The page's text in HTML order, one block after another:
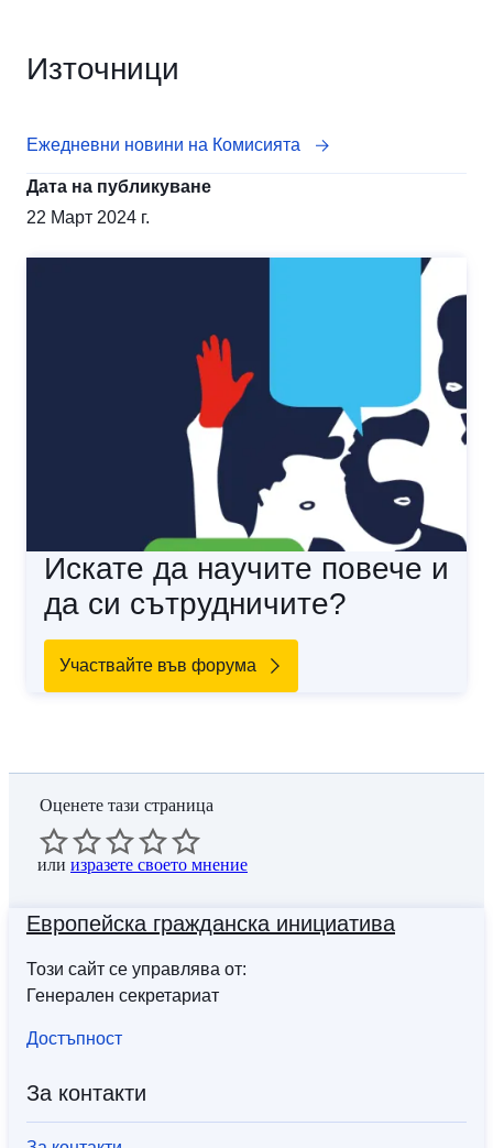
Източници
Ежедневни новини на Комисията
Дата на публикуване
22 Mарт 2024 г.
Искате да научите повече и
да си сътрудничите?
Участвайте във форума
Оценете тази страница
или изразете своето мнение
Европейска гражданска инициатива
Този сайт се управлява от:
Генерален секретариат
Достъпност
За контакти